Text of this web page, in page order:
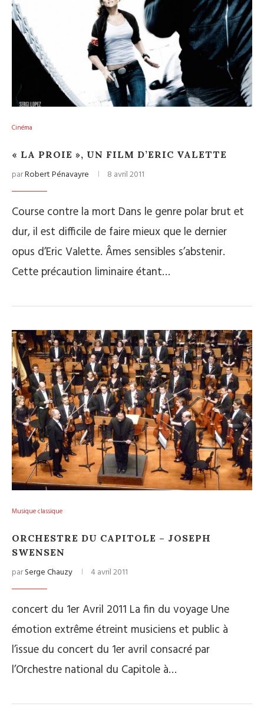
Cinéma
« LA PROIE », UN FILM D’ERIC VALETTE
parRobert Pénavayre 8 avril 2011
Course contre la mort Dans le genre polar brut et
dur, il est difficile de faire mieux que le dernier
opus d’Eric Valette. Âmes sensibles s’abstenir.
Cette précaution liminaire étant…
Musique classique
ORCHESTRE DU CAPITOLE – JOSEPH
SWENSEN
parSerge Chauzy 4 avril 2011
concert du 1er Avril 2011 La fin du voyage Une
émotion extrême étreint musiciens et public à
l’issue du concert du 1er avril consacré par
l’Orchestre national du Capitole à…